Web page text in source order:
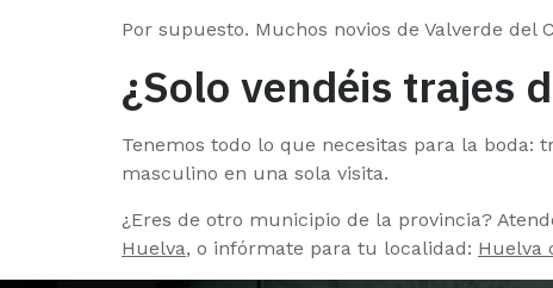
Por supuesto. Muchos novios de Valverde
¿Solo vendéis trajes
Tenemos todo lo que necesitas para la boda:
masculino en una sola visita.
¿Eres de otro municipio de la provincia?
Huelva, o infórmate para tu localidad: Huelva